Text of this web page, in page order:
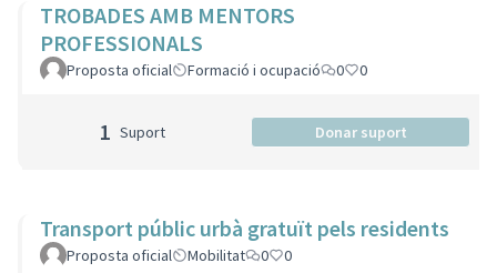
TROBADES AMB MENTORS
PROFESSIONALS
Proposta oficial Formació i ocupació 0 0
1 Suport Donar suport
Transport públic urbà gratuït pels residents
Proposta oficial Mobilitat 0 0